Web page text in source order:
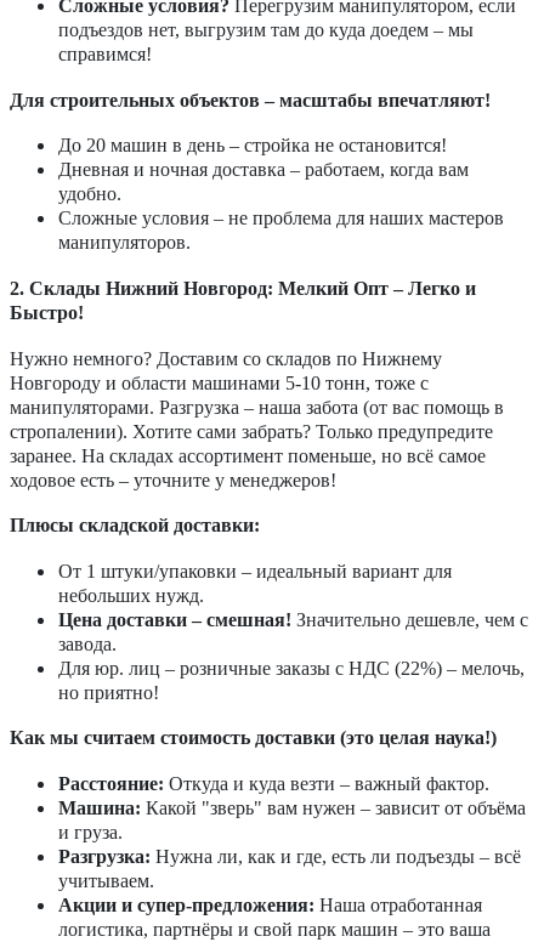
Сложные условия? Перегрузим манипулятором, если
подъездов нет, выгрузим там до куда доедем – мы
справимся!
Для строительных объектов – масштабы впечатляют!
До 20 машин в день – стройка не остановится!
Дневная и ночная доставка – работаем, когда вам
удобно.
Сложные условия – не проблема для наших мастеров
манипуляторов.
2. Склады Нижний Новгород: Мелкий Опт – Легко и
Быстро!
Нужно немного? Доставим со складов по Нижнему
Новгороду и области машинами 5-10 тонн, тоже с
манипуляторами. Разгрузка – наша забота (от вас помощь в
стропалении). Хотите сами забрать? Только предупредите
заранее. На складах ассортимент поменьше, но всё самое
ходовое есть – уточните у менеджеров!
Плюсы складской доставки:
От 1 штуки/упаковки – идеальный вариант для
небольших нужд.
Цена доставки – смешная! Значительно дешевле, чем с
завода.
Для юр. лиц – розничные заказы с НДС (22%) – мелочь,
но приятно!
Как мы считаем стоимость доставки (это целая наука!)
Расстояние: Откуда и куда везти – важный фактор.
Машина: Какой "зверь" вам нужен – зависит от объёма
и груза.
Разгрузка: Нужна ли, как и где, есть ли подъезды – всё
учитываем.
Акции и супер-предложения: Наша отработанная
логистика, партнёры и свой парк машин – это ваша